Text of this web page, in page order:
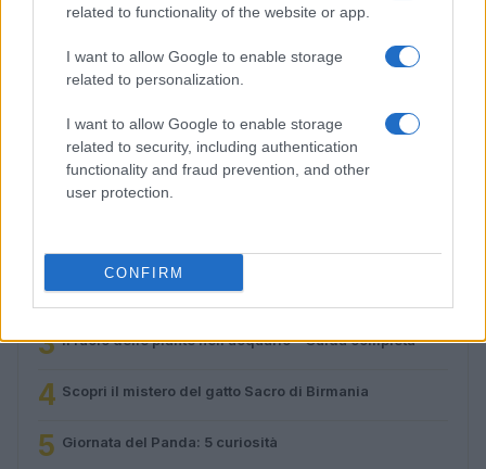
related to functionality of the website or app.
I want to allow Google to enable storage
related to personalization.
I want to allow Google to enable storage
related to security, including authentication
functionality and fraud prevention, and other
user protection.
CONFIRM
Crollo a Pistunina: vigili del fuoco al lavoro per trovare
i superstiti
2 Cosa succede se tocco un piccione?
3 Il ruolo delle piante nell’acquario – Guida completa
4 Scopri il mistero del gatto Sacro di Birmania
5 Giornata del Panda: 5 curiosità